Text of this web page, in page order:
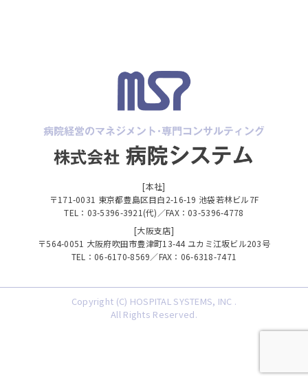
[本社]
〒171-0031 東京都豊島区目白2-16-19 池袋若林ビル7F
TEL：03-5396-3921(代)／FAX：03-5396-4778
[大阪支店]
〒564-0051 大阪府吹田市豊津町13-44 ユカミ江坂ビル203号
TEL：06-6170-8569／FAX：06-6318-7471
Copyright (C) HOSPITAL SYSTEMS, INC .
All Rights Reserved.